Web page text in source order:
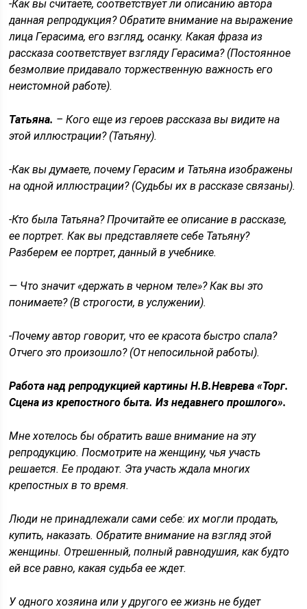
-Как вы считаете, соответствует ли описанию автора
данная репродукция? Обратите внимание на выражение
лица Герасима, его взгляд, осанку. Какая фраза из
рассказа соответствует взгляду Герасима? (Постоянное
безмолвие придавало торжественную важность его
неистомной работе).
Татьяна. – Кого еще из героев рассказа вы видите на
этой иллюстрации? (Татьяну).
-Как вы думаете, почему Герасим и Татьяна изображены
на одной иллюстрации? (Судьбы их в рассказе связаны).
-Кто была Татьяна? Прочитайте ее описание в рассказе,
ее портрет. Как вы представляете себе Татьяну?
Разберем ее портрет, данный в учебнике.
— Что значит «держать в черном теле»? Как вы это
понимаете? (В строгости, в услужении).
-Почему автор говорит, что ее красота быстро спала?
Отчего это произошло? (От непосильной работы).
Работа над репродукцией картины Н.В.Неврева «Торг.
Сцена из крепостного быта. Из недавнего прошлого».
Мне хотелось бы обратить ваше внимание на эту
репродукцию. Посмотрите на женщину, чья участь
решается. Ее продают. Эта участь ждала многих
крепостных в то время.
Люди не принадлежали сами себе: их могли продать,
купить, наказать. Обратите внимание на взгляд этой
женщины. Отрешенный, полный равнодушия, как будто
ей все равно, какая судьба ее ждет.
У одного хозяина или у другого ее жизнь не будет